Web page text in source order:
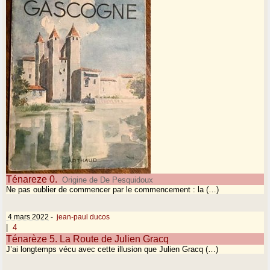
Ténareze 0. Origine de De Pesquidoux
Ne pas oublier de commencer par le commencement : la (…)
4 mars 2022 - jean-paul ducos
| 4
Ténarèze 5. La Route de Julien Gracq
J’ai longtemps vécu avec cette illusion que Julien Gracq (…)